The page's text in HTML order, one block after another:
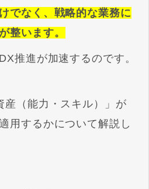
でなく、戦略的な業務に
整います。
推進が加速するのです。
産（能力・スキル）」が
用するかについて解説し